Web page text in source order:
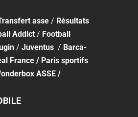
asse/ Résultats
Addict/ Football
/ Juventus / Barca-
France / Paris sportifs
ASSE/